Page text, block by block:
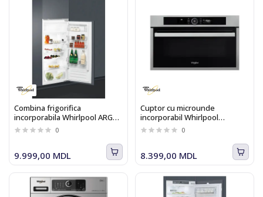
Combina frigorifica
incorporabila Whirlpool ARG
7342
0
9.999,00 MDL
Cuptor cu microunde
incorporabil Whirlpool
AMW734IX 0
8.399,00 MDL